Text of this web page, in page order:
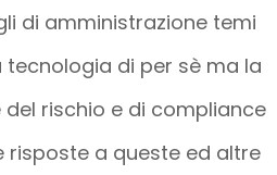
di amministrazione temi
di per sè ma la
rischio e di compliance
risposte a queste ed altre